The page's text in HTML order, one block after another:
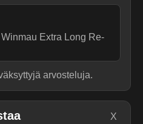
Winmau Extra Long Re-
arvosteluja.
X